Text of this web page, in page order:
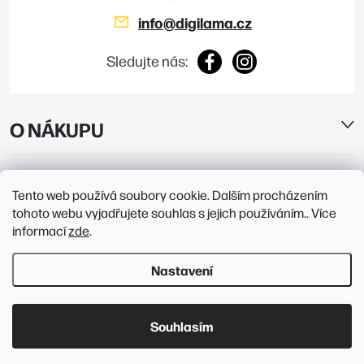
Tento web používá soubory cookie. Dalším procházením
tohoto webu vyjadřujete souhlas s jejich používáním.. Více
informacízde.
Nastavení
Souhlasím
O NÁKUPU
PRODEJNY
info@digilama.cz
Sledujte nás: